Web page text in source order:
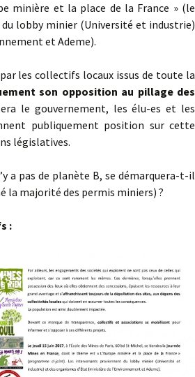
minière et la place de la France » (le
lobby minier (Université et industrie)
et Ademe).
les collectifs locaux issus de toute la
son opposition au pillage des
le gouvernement, les élu-es et les
publiquement position sur cette
législatives.
a pas de planète B, se démarquera-t-il
la majorité des permis miniers) ?
: